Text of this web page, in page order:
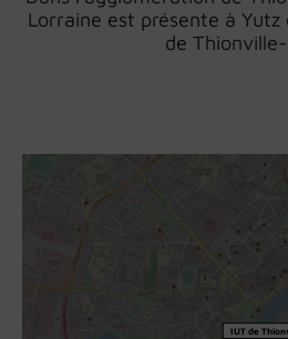
Lorraine est présente à
de
IUT de